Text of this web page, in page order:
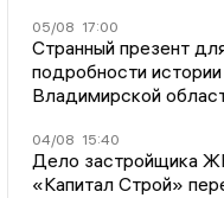
05/08 17:00
Странный презент
подробности
Владимирской
04/08 15:40
Дело застройщика
«Капитал Строй»